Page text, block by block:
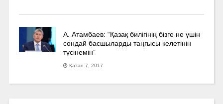
А. Атамбаев: “Қазақ билігінің бізге не үшін
сондай басшыларды таңғысы келетінін
түсінемін”
Қазан 7, 2017